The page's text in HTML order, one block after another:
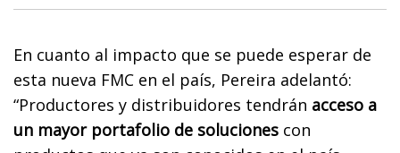
En cuanto al impacto que se puede esperar de
esta nueva FMC en el país, Pereira adelantó:
“Productores y distribuidores tendrán acceso a
un mayor portafolio de soluciones con